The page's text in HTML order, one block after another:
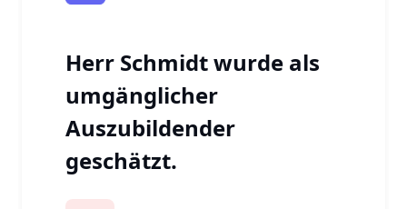
Herr Schmidt wurde als
umgänglicher
Auszubildender
geschätzt.